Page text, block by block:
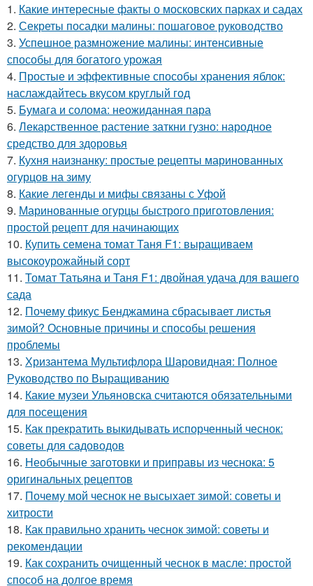
1. Какие интересные факты о московских парках и садах
2. Секреты посадки малины: пошаговое руководство
3. Успешное размножение малины: интенсивные
способы для богатого урожая
4. Простые и эффективные способы хранения яблок:
наслаждайтесь вкусом круглый год
5. Бумага и солома: неожиданная пара
6. Лекарственное растение заткни гузно: народное
средство для здоровья
7. Кухня наизнанку: простые рецепты маринованных
огурцов на зиму
8. Какие легенды и мифы связаны с Уфой
9. Маринованные огурцы быстрого приготовления:
простой рецепт для начинающих
10. Купить семена томат Таня F1: выращиваем
высокоурожайный сорт
11. Томат Татьяна и Таня F1: двойная удача для вашего
сада
12. Почему фикус Бенджамина сбрасывает листья
зимой? Основные причины и способы решения
проблемы
13. Хризантема Мультифлора Шаровидная: Полное
Руководство по Выращиванию
14. Какие музеи Ульяновска считаются обязательными
для посещения
15. Как прекратить выкидывать испорченный чеснок:
советы для садоводов
16. Необычные заготовки и приправы из чеснока: 5
оригинальных рецептов
17. Почему мой чеснок не высыхает зимой: советы и
хитрости
18. Как правильно хранить чеснок зимой: советы и
рекомендации
19. Как сохранить очищенный чеснок в масле: простой
способ на долгое время